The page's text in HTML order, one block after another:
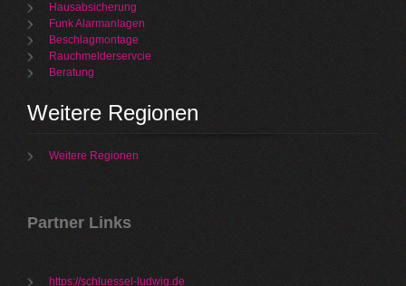
Hausabsicherung
Funk Alarmanlagen
Beschlagmontage
Rauchmelderservcie
Beratung
Weitere Regionen
Weitere Regionen
Partner Links
https://schluessel-ludwig.de